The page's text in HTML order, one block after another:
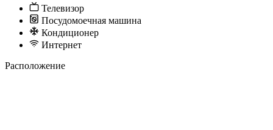
Телевизор
Посудомоечная машина
Кондиционер
Интернет
Расположение